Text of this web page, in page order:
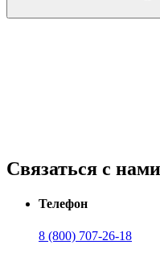
Связаться с нами
Телефон
8 (800) 707-26-18